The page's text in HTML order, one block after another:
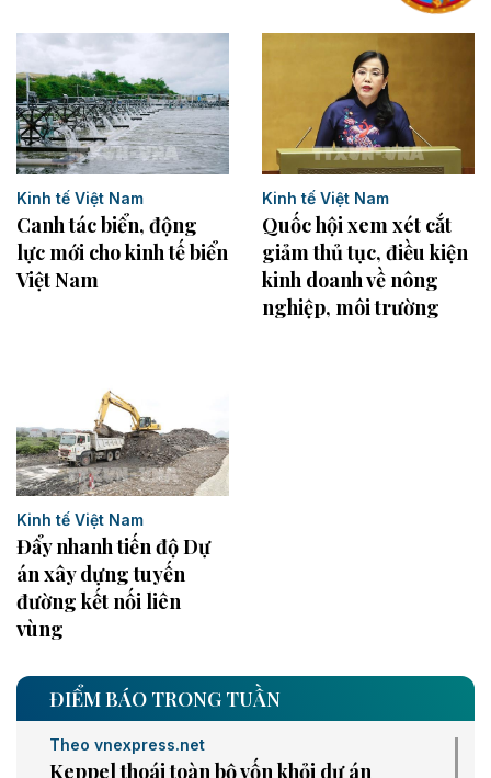
Kinh tế Việt Nam
Canh tác biển, động
lực mới cho kinh tế biển
Việt Nam
Kinh tế Việt Nam
Quốc hội xem xét cắt
giảm thủ tục, điều kiện
kinh doanh về nông
nghiệp, môi trường
Kinh tế Việt Nam
Đẩy nhanh tiến độ Dự
án xây dựng tuyến
đường kết nối liên
vùng
ĐIỂM BÁO TRONG TUẦN
Theo vnexpress.net
Keppel thoái toàn bộ vốn khỏi dự án